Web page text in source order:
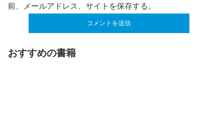
前、メールアドレス、サイトを保存する。
おすすめの書籍